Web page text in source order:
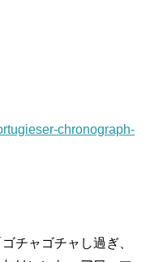
chronograph-
チャゴチャし過ぎ、